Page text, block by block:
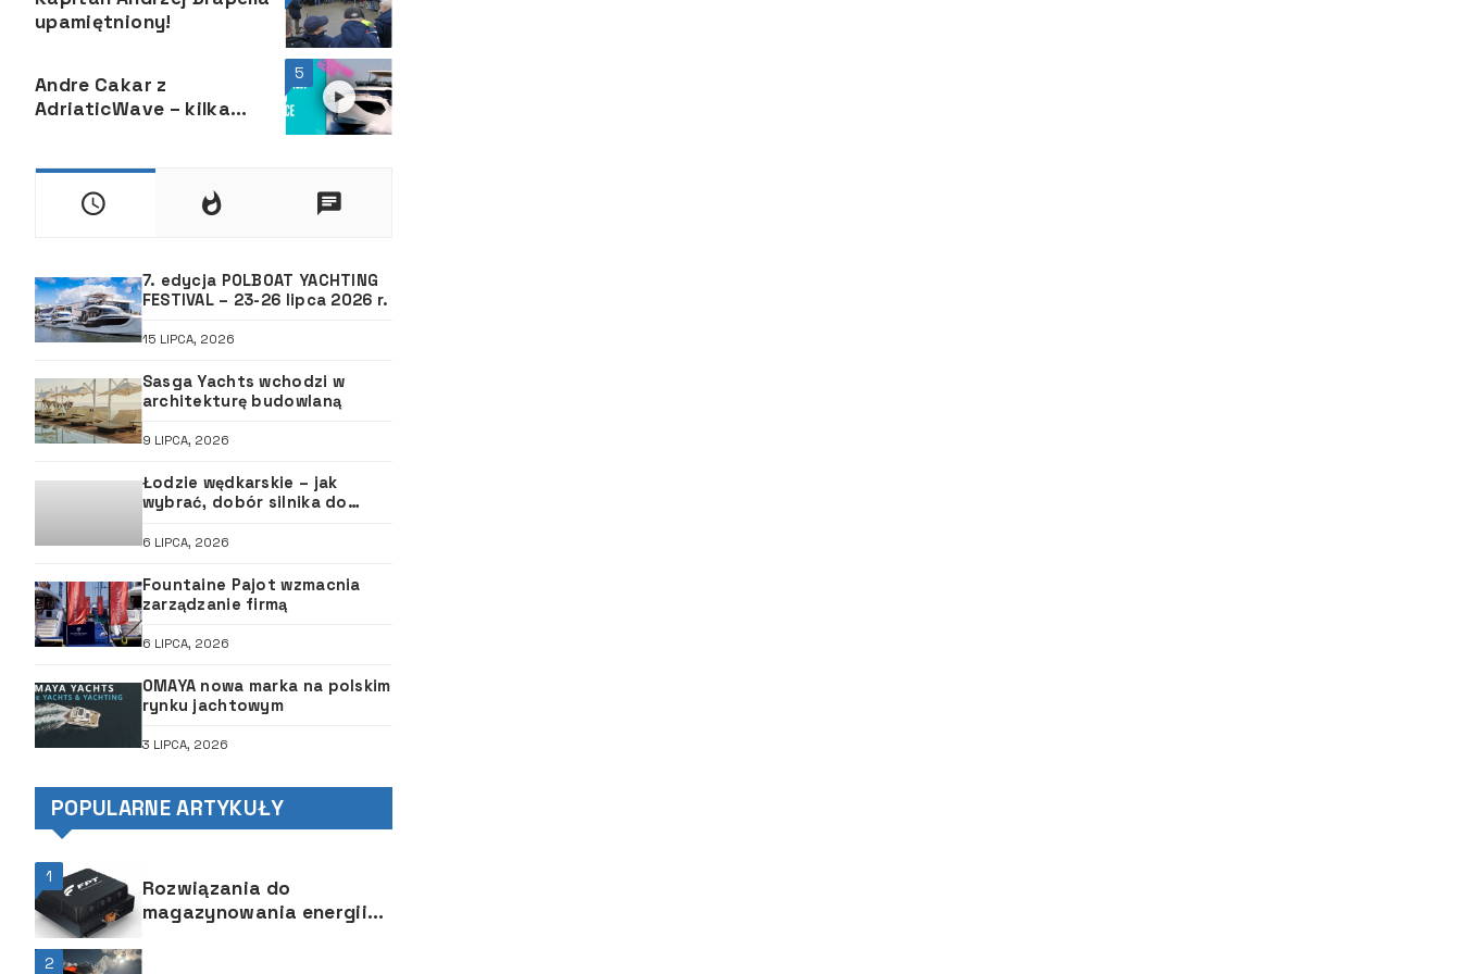
upamiętniony!
5
Andre Cakar z
AdriaticWave – kilka
jachtsmena
7. edycja POLBOAT YACHTING
FESTIVAL – 23-26 lipca 2026 r.
15 LIPCA, 2026
Sasga Yachts wchodzi w
architekturę budowlaną
9 LIPCA, 2026
Łodzie wędkarskie – jak
wybrać, dobór silnika do
6 LIPCA, 2026
Fountaine Pajot wzmacnia
zarządzanie firmą
6 LIPCA, 2026
OMAYA nowa marka na polskim
rynku jachtowym
3 LIPCA, 2026
POPULARNE ARTYKUŁY
1
Rozwiązania do
magazynowania energii
Industrial
2